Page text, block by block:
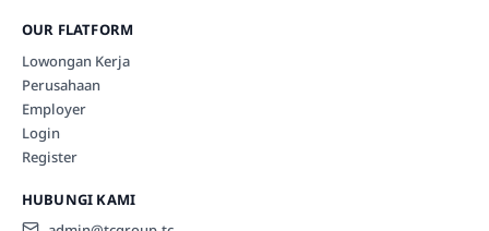
OUR FLATFORM
Lowongan Kerja
Perusahaan
Employer
Login
Register
HUBUNGI KAMI